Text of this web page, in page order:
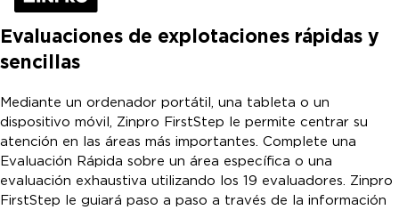
Evaluaciones de explotaciones rápidas y
sencillas
Mediante un ordenador portátil, una tableta o un
dispositivo móvil, Zinpro FirstStep le permite centrar su
atención en las áreas más importantes. Complete una
Evaluación Rápida sobre un área específica o una
evaluación exhaustiva utilizando los 19 evaluadores. Zinpro
FirstStep le guiará paso a paso a través de la información